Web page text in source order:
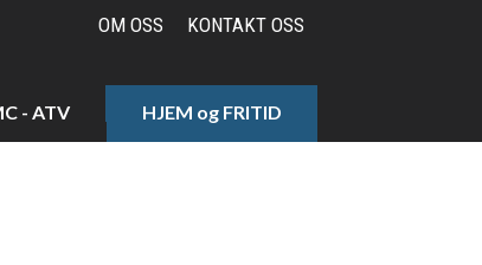
OM OSS KONTAKT OSS
- ATV HJEM og FRITID